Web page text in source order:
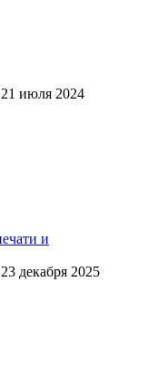
21 июля 2024
и
23 декабря 2025